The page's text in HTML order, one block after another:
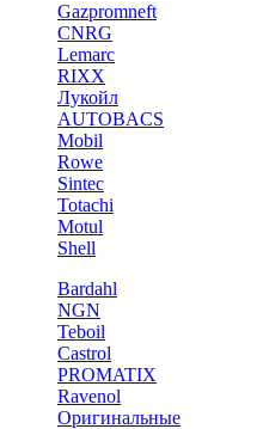
Gazpromneft
CNRG
Lemarc
RIXX
Лукойл
AUTOBACS
Mobil
Rowe
Sintec
Totachi
Motul
Shell
Bardahl
NGN
Teboil
Castrol
PROMATIX
Ravenol
Оригинальные